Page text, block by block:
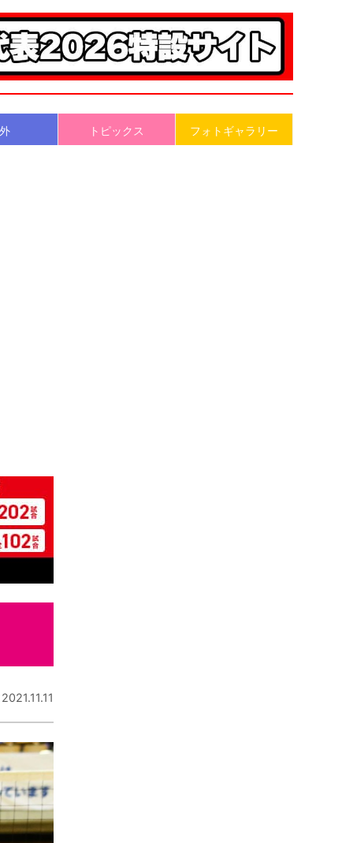
トピックス フォトギャラリー
2021.11.11